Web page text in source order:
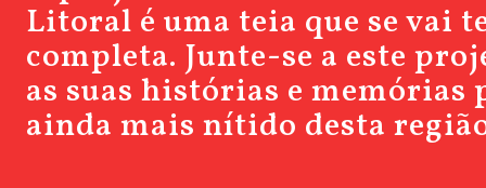
Litoral é uma teia que se vai
completa. Junte-se a este
as suas histórias e
ainda mais nítido desta